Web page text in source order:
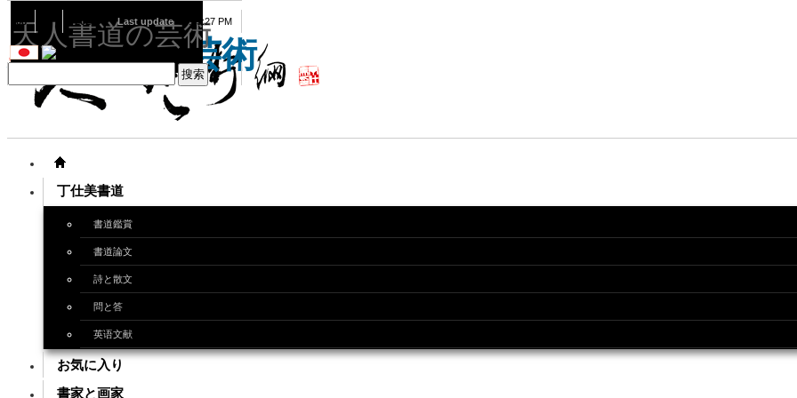
天人書道の芸術
丁仕美書道
書道鑑賞
書道論文
詩と散文
問と答
英语文献
お気に入り
書家と画家
08 07 2026 Last update 08:15:27 PM
天人書道の芸術